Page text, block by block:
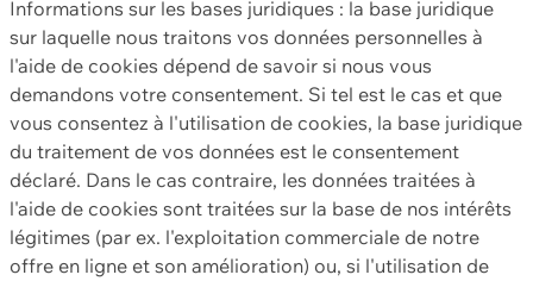
Informations sur les bases juridiques : la base juridique
sur laquelle nous traitons vos données personnelles à
l'aide de cookies dépend de savoir si nous vous
demandons votre consentement. Si tel est le cas et que
vous consentez à l'utilisation de cookies, la base juridique
du traitement de vos données est le consentement
déclaré. Dans le cas contraire, les données traitées à
l'aide de cookies sont traitées sur la base de nos intérêts
légitimes (par ex. l'exploitation commerciale de notre
offre en ligne et son amélioration) ou, si l'utilisation de